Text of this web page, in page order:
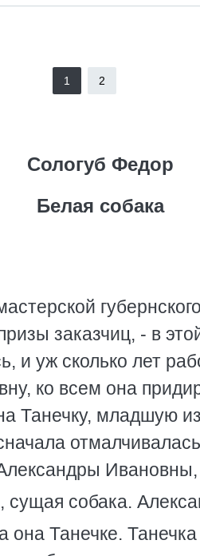
1 2
Сологуб Федор
Белая собака
заказчиц, - в
и уж сколько лет
ко всем она
Танечку, младшую
собака.
она Танечке.